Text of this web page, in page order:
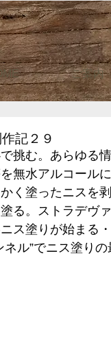
ご案内
記２９
挑む。あらゆる
無水アルコール
く塗ったニスを
る。ストラデヴ
ス塗りが始まる
ル”でニス塗り